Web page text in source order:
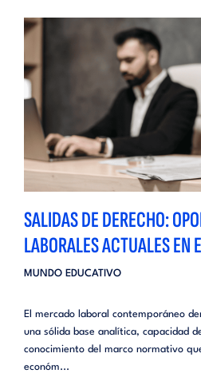
SALIDAS DE DERECHO:
LABORALES ACTUALES EN
MUNDO EDUCATIVO
El mercado laboral contemporáneo
una sólida base analítica, capacidad
conocimiento del marco normativo
económ...